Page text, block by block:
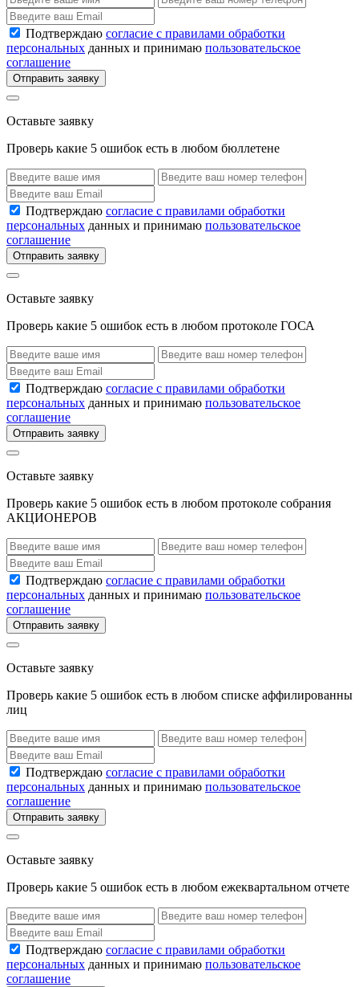
Подтверждаю согласие с правилами обработки
персональных данных и принимаю пользовательское
соглашение
Отправить заявку
Оставьте заявку
Проверь какие 5 ошибок есть в любом бюллетене
Подтверждаю согласие с правилами обработки
персональных данных и принимаю пользовательское
соглашение
Отправить заявку
Оставьте заявку
Проверь какие 5 ошибок есть в любом протоколе ГОСА
Подтверждаю согласие с правилами обработки
персональных данных и принимаю пользовательское
соглашение
Отправить заявку
Оставьте заявку
Проверь какие 5 ошибок есть в любом протоколе собрания
АКЦИОНЕРОВ
Подтверждаю согласие с правилами обработки
персональных данных и принимаю пользовательское
соглашение
Отправить заявку
Оставьте заявку
Проверь какие 5 ошибок есть в любом списке аффилированны
лиц
Подтверждаю согласие с правилами обработки
персональных данных и принимаю пользовательское
соглашение
Отправить заявку
Оставьте заявку
Проверь какие 5 ошибок есть в любом ежеквартальном отчете
Подтверждаю согласие с правилами обработки
персональных данных и принимаю пользовательское
соглашение